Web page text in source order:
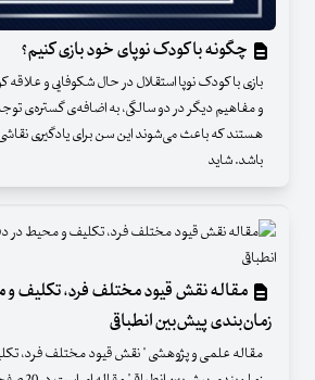
چگونه با کودک نوپای خود بازی کنیم؟
بازی با کودک نوپا استقلال در حال شکوفایی و
و مفاهیم دیگر در دو سالگی، به اضافه‌ی گستره‌ی توجه
هستند که باعث می‌شوند این سن برای یادگیری
باشد. شاید
مقاله نقش قیود مختلف فرد، تکلیف
زمان‌بندی پیش‌بین انطباقی
مقاله علمی و پژوهشی " نقش قیود مختلف فرد،